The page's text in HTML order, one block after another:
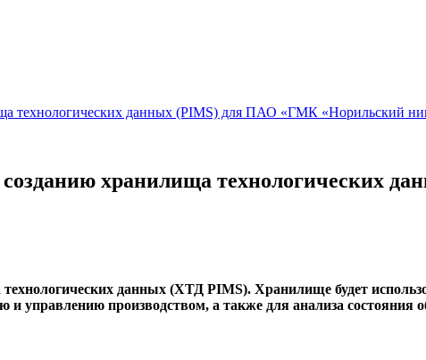
технологических данных (PIMS) для ПАО «ГМК «Норильский
созданию хранилища технологических
данных (ХТД PIMS). Хранилище будет
производством, а также для анализа состояния